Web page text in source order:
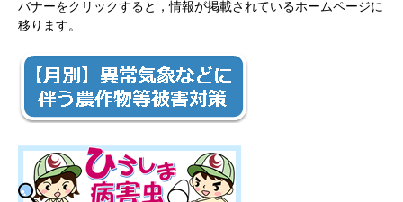
バナーをクリックすると，情報が掲載されているホームページに
移ります。